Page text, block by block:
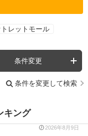
レットモール
条件変更
条件を変更して検索
キング
2026年8月9日